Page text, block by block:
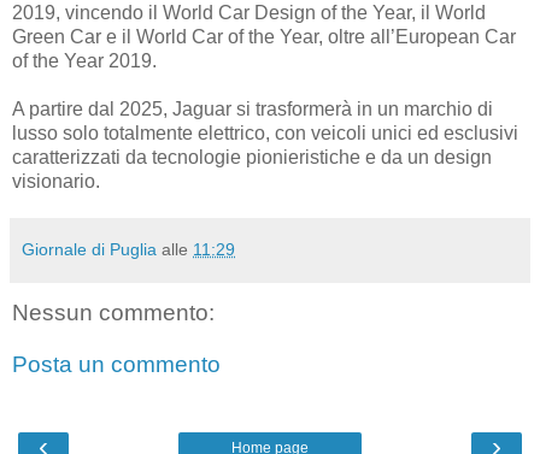
2019, vincendo il World Car Design of the Year, il World
Green Car e il World Car of the Year, oltre all’European Car
of the Year 2019.
A partire dal 2025, Jaguar si trasformerà in un marchio di
lusso solo totalmente elettrico, con veicoli unici ed esclusivi
caratterizzati da tecnologie pionieristiche e da un design
visionario.
Giornale di Puglia alle 11:29
Nessun commento:
Posta un commento
‹ ›
Home page